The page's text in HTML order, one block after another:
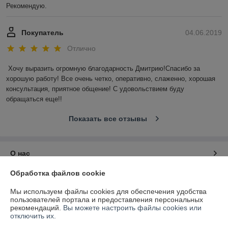
Рекомендую.
04.06.2019
Покупатель
Отлично
Хочу выразить огромную благодарность Дмитрию!Спасибо за
хорошую работу! Все очень четко, оперативно, слаженно, хорошая
консультация, приятное общение! С удовольствием буду
обращаться еще!!
Показать все отзывы
О нас
Контакты
Доставка и оплата
Обработка файлов cookie
Мы используем файлы cookies для обеспечения удобства
пользователей портала и предоставления персональных
рекомендаций. Вы можете настроить файлы cookies или
отключить их.